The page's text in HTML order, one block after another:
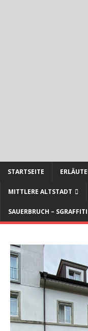
STARTSEITE
MITTLERE ALTSTADT
SAUERBRUCH – SGRAFFITI